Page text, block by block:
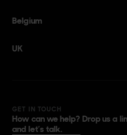
Belgium
UK
GET IN TOUCH
How can we help? Drop us a
and let’s talk.